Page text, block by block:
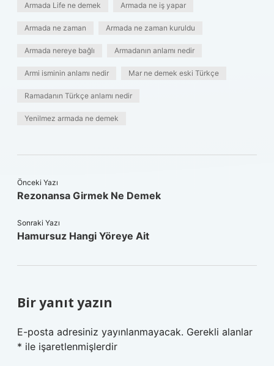
Armada Life ne demek Armada ne iş yapar
Armada ne zaman Armada ne zaman kuruldu
Armada nereye bağlı Armadanın anlamı nedir
Armi isminin anlamı nedir Mar ne demek eski Türkçe
Ramadanın Türkçe anlamı nedir
Yenilmez armada ne demek
Önceki Yazı
Rezonansa Girmek Ne Demek
Sonraki Yazı
Hamursuz Hangi Yöreye Ait
Bir yanıt yazın
E-posta adresiniz yayınlanmayacak. Gerekli alanlar
* ile işaretlenmişlerdir